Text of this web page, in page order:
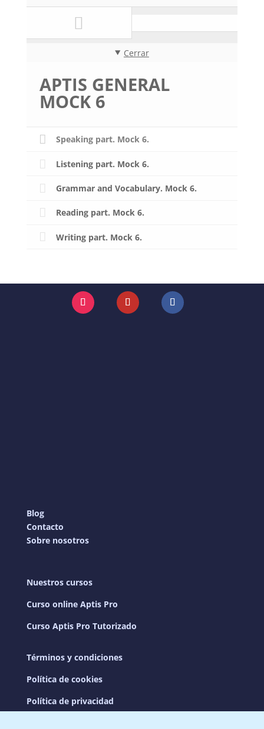
Cerrar
APTIS GENERAL
MOCK 6
Speaking part. Mock 6.
Listening part. Mock 6.
Grammar and Vocabulary. Mock 6.
Reading part. Mock 6.
Writing part. Mock 6.
Instagram YouTube Facebook
Blog
Contacto
Sobre nosotros
Nuestros cursos
Curso online Aptis Pro
Curso Aptis Pro Tutorizado
Términos y condiciones
Política de cookies
Política de privacidad